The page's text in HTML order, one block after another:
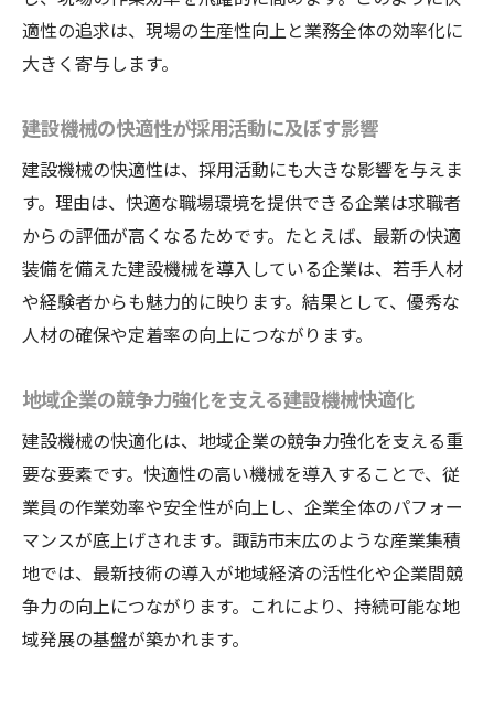
適性の追求は、現場の生産性向上と業務全体の効率化に
大きく寄与します。
建設機械の快適性が採用活動に及ぼす影響
建設機械の快適性は、採用活動にも大きな影響を与えま
す。理由は、快適な職場環境を提供できる企業は求職者
からの評価が高くなるためです。たとえば、最新の快適
装備を備えた建設機械を導入している企業は、若手人材
や経験者からも魅力的に映ります。結果として、優秀な
人材の確保や定着率の向上につながります。
地域企業の競争力強化を支える建設機械快適化
建設機械の快適化は、地域企業の競争力強化を支える重
要な要素です。快適性の高い機械を導入することで、従
業員の作業効率や安全性が向上し、企業全体のパフォー
マンスが底上げされます。諏訪市末広のような産業集積
地では、最新技術の導入が地域経済の活性化や企業間競
争力の向上につながります。これにより、持続可能な地
域発展の基盤が築かれます。